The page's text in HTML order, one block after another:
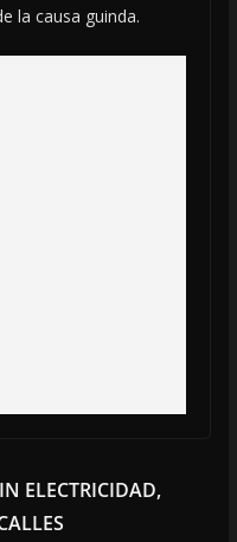
la causa guinda.
ELECTRICIDAD,